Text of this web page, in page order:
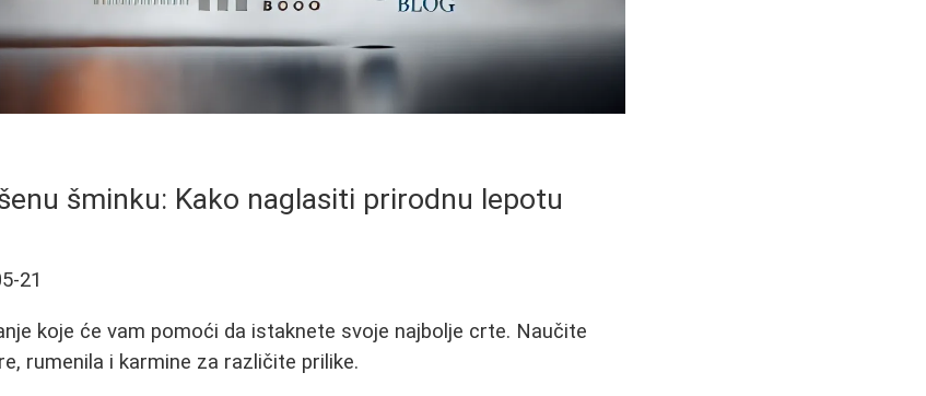
šminku: Kako naglasiti prirodnu lepotu
21
koje će vam pomoći da istaknete svoje najbolje crte. Naučite
rumenila i karmine za različite prilike.